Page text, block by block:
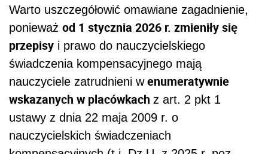
Warto uszczegółowić omawiane zagadnienie,
ponieważ od 1 stycznia 2026 r. zmieniły się
przepisy i prawo do nauczycielskiego
świadczenia kompensacyjnego mają
nauczyciele zatrudnieni wenumeratywnie
wskazanych w placówkach z art. 2 pkt 1
ustawy z dnia 22 maja 2009 r. o
nauczycielskich świadczeniach